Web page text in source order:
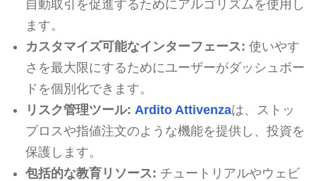
自動取引を促進するためにアルゴリズムを使用し
ます。
カスタマイズ可能なインターフェース: 使いやす
さを最大限にするためにユーザーがダッシュボー
ドを個別化できます。
リスク管理ツール: Ardito Attivenzaは、ストッ
プロスや指値注文のような機能を提供し、投資を
保護します。
包括的な教育リソース: チュートリアルやウェビ